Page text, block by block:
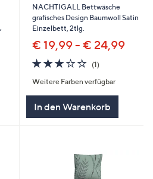
NACHTIGALL Bettwäsche
grafisches Design Baumwoll Satin
Einzelbett, 2tlg.
€ 19,99 - € 24,99
3.0
von
5
(1)
Weitere Farben verfügbar
In den Warenkorb